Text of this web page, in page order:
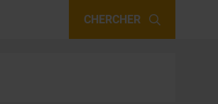
CHERCHER